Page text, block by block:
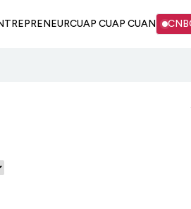
CUAP CUAP CUAN